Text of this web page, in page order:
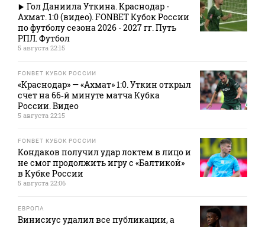
Гол Даниила Уткина. Краснодар -
Ахмат. 1:0 (видео). FONBET Кубок России
по футболу сезона 2026 - 2027 гг. Путь
РПЛ. Футбол
5 августа 22:15
FONBET КУБОК РОССИИ
«Краснодар» — «Ахмат» 1:0. Уткин открыл
счет на 66‑й минуте матча Кубка
России. Видео
5 августа 22:15
FONBET КУБОК РОССИИ
Кондаков получил удар локтем в лицо и
не смог продолжить игру с «Балтикой»
в Кубке России
5 августа 22:06
ЕВРОПА
Винисиус удалил все публикации, а